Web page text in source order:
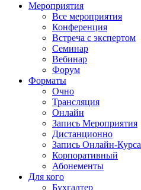
Мероприятия
Все мероприятия
Конференция
Встреча с экспертом
Семинар
Вебинар
Форум
Форматы
Очно
Трансляция
Онлайн
Запись Мероприятия
Дистанционно
Запись Онлайн-Курса
Корпоративный
Абонементы
Для кого
Бухгалтер